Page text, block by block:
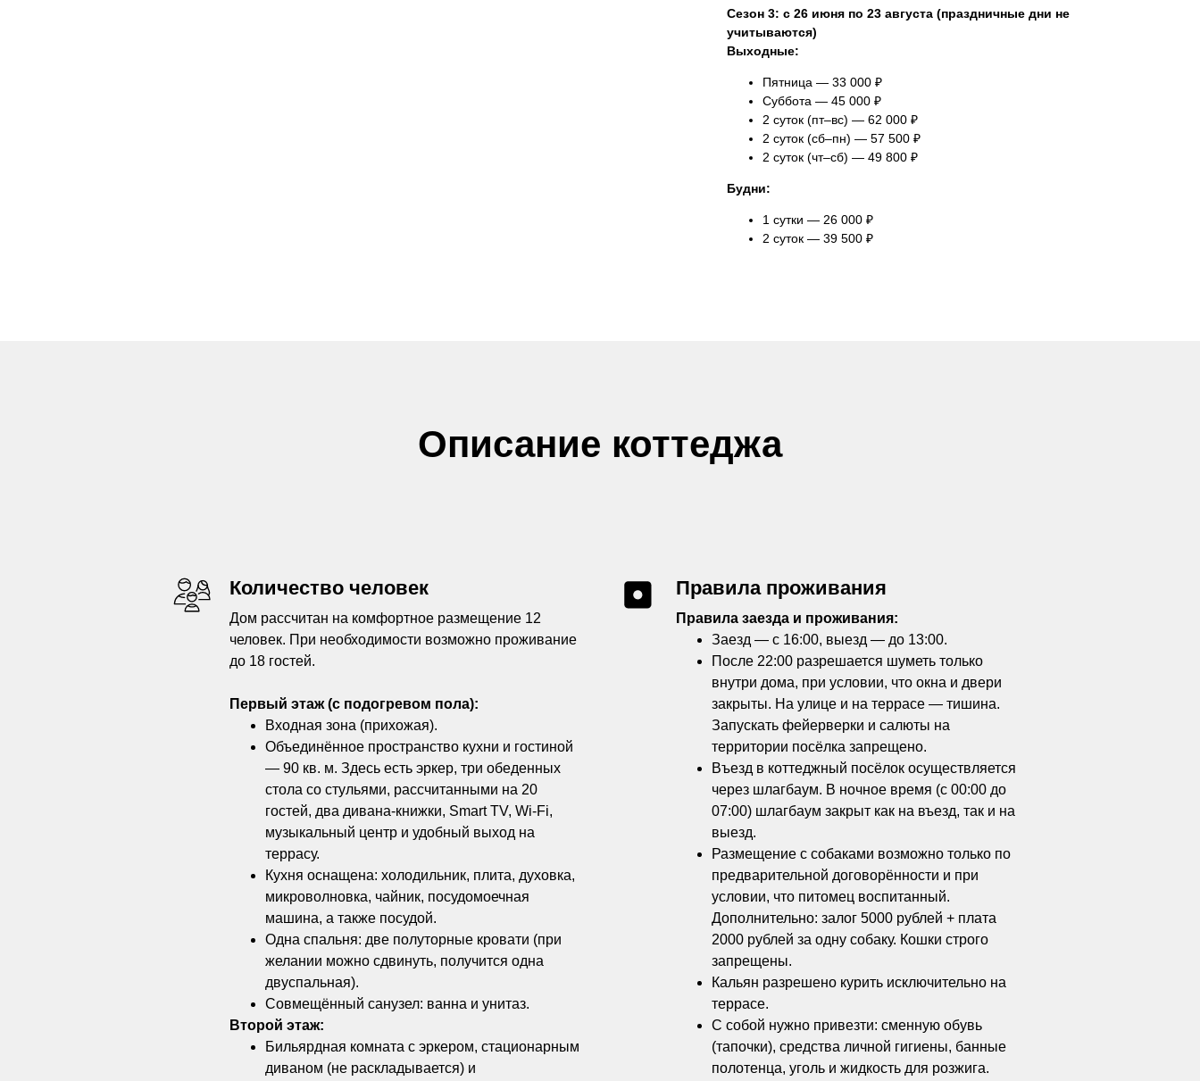
Сезон 3: с 26 июня по 23 августа (праздничные дни не
учитываются)
Выходные:
Пятница — 33 000 ₽
Суббота — 45 000 ₽
2 суток (пт–вс) — 62 000 ₽
2 суток (сб–пн) — 57 500 ₽
2 суток (чт–сб) — 49 800 ₽
Будни:
1 сутки — 26 000 ₽
2 суток — 39 500 ₽
Описание коттеджа
Количество человек
Дом рассчитан на комфортное размещение 12
человек. При необходимости возможно проживание
до 18 гостей.
Первый этаж (с подогревом пола):
Входная зона (прихожая).
Объединённое пространство кухни и гостиной
— 90 кв. м. Здесь есть эркер, три обеденных
стола со стульями, рассчитанными на 20
гостей, два дивана-книжки, Smart TV, Wi-Fi,
музыкальный центр и удобный выход на
террасу.
Кухня оснащена: холодильник, плита, духовка,
микроволновка, чайник, посудомоечная
машина, а также посудой.
Одна спальня: две полуторные кровати (при
желании можно сдвинуть, получится одна
двуспальная).
Совмещённый санузел: ванна и унитаз.
Второй этаж:
Бильярдная комната с эркером, стационарным
диваном (не раскладывается) и
Правила проживания
Правила заезда и проживания:
Заезд — с 16:00, выезд — до 13:00.
После 22:00 разрешается шуметь только
внутри дома, при условии, что окна и двери
закрыты. На улице и на террасе — тишина.
Запускать фейерверки и салюты на
территории посёлка запрещено.
Въезд в коттеджный посёлок осуществляется
через шлагбаум. В ночное время (с 00:00 до
07:00) шлагбаум закрыт как на въезд, так и на
выезд.
Размещение с собаками возможно только по
предварительной договорённости и при
условии, что питомец воспитанный.
Дополнительно: залог 5000 рублей + плата
2000 рублей за одну собаку. Кошки строго
запрещены.
Кальян разрешено курить исключительно на
террасе.
С собой нужно привезти: сменную обувь
(тапочки), средства личной гигиены, банные
полотенца, уголь и жидкость для розжига.